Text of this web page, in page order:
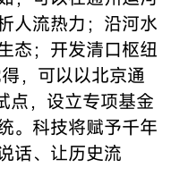
人流热力；沿河水
态；开发清口枢纽
，可以以北京通
点，设立专项基金
。科技将赋予千年
话、让历史流